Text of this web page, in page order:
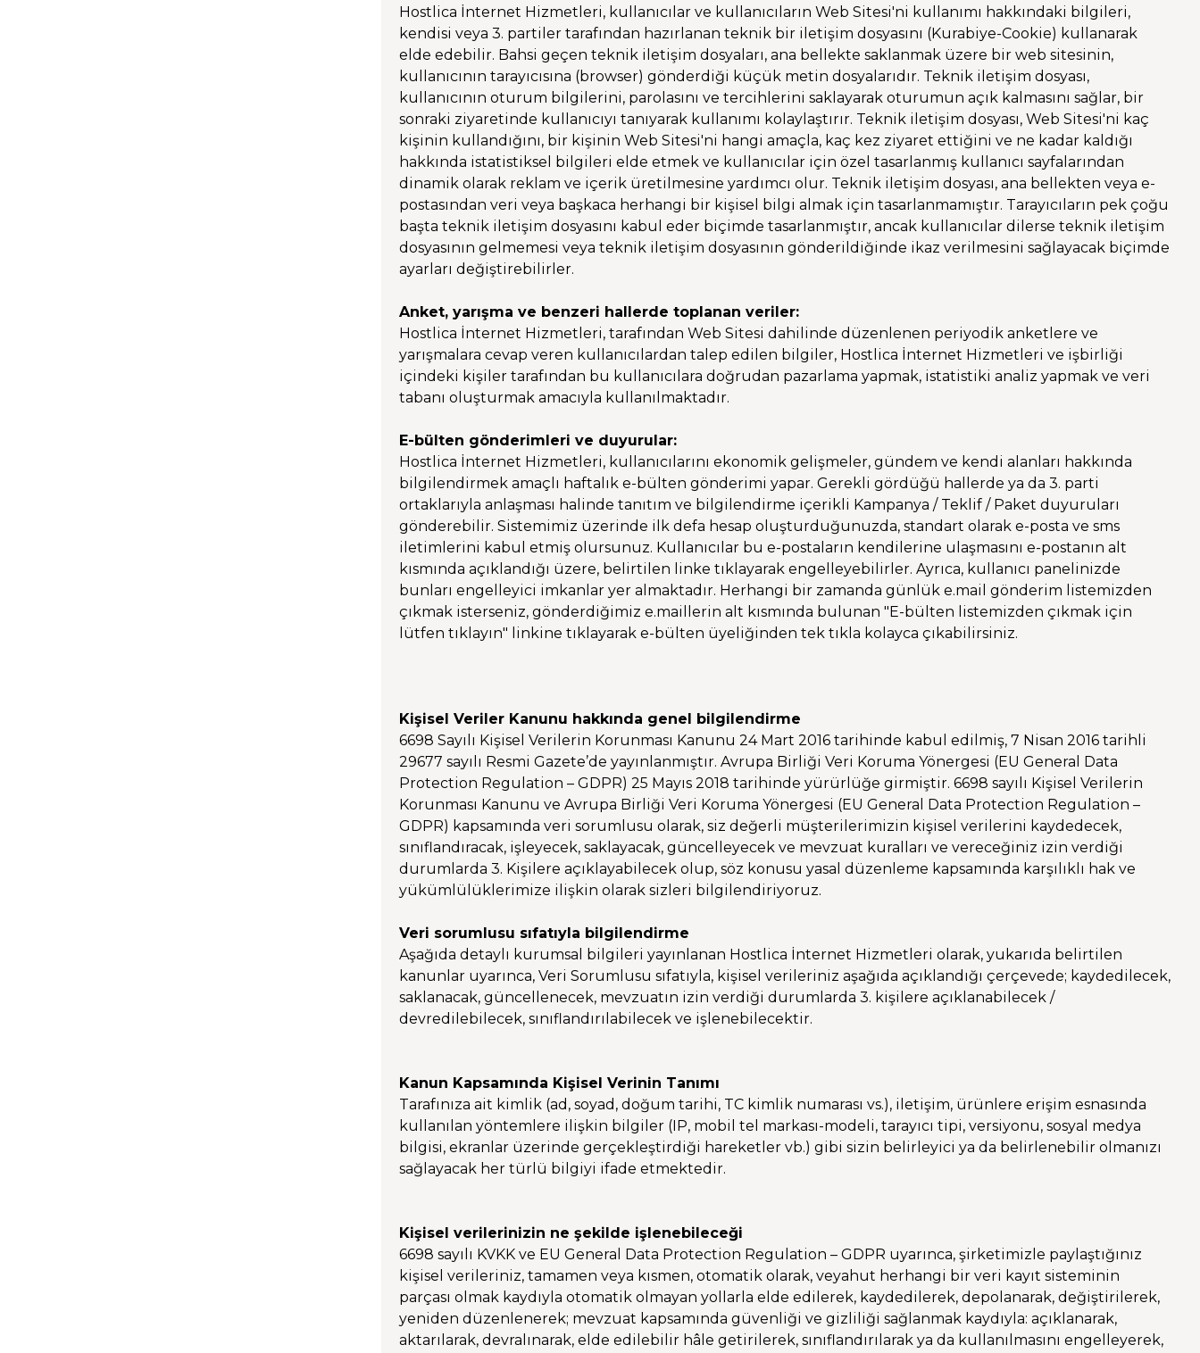
Hostlica İnternet Hizmetleri, kullanıcılar ve kullanıcıların Web Sitesi'ni kullanımı hakkındaki bilgileri,
kendisi veya 3. partiler tarafından hazırlanan teknik bir iletişim dosyasını (Kurabiye-Cookie) kullanarak
elde edebilir. Bahsi geçen teknik iletişim dosyaları, ana bellekte saklanmak üzere bir web sitesinin,
kullanıcının tarayıcısına (browser) gönderdiği küçük metin dosyalarıdır. Teknik iletişim dosyası,
kullanıcının oturum bilgilerini, parolasını ve tercihlerini saklayarak oturumun açık kalmasını sağlar, bir
sonraki ziyaretinde kullanıcıyı tanıyarak kullanımı kolaylaştırır. Teknik iletişim dosyası, Web Sitesi'ni kaç
kişinin kullandığını, bir kişinin Web Sitesi'ni hangi amaçla, kaç kez ziyaret ettiğini ve ne kadar kaldığı
hakkında istatistiksel bilgileri elde etmek ve kullanıcılar için özel tasarlanmış kullanıcı sayfalarından
dinamik olarak reklam ve içerik üretilmesine yardımcı olur. Teknik iletişim dosyası, ana bellekten veya e-
postasından veri veya başkaca herhangi bir kişisel bilgi almak için tasarlanmamıştır. Tarayıcıların pek çoğu
başta teknik iletişim dosyasını kabul eder biçimde tasarlanmıştır, ancak kullanıcılar dilerse teknik iletişim
dosyasının gelmemesi veya teknik iletişim dosyasının gönderildiğinde ikaz verilmesini sağlayacak biçimde
ayarları değiştirebilirler.
Anket, yarışma ve benzeri hallerde toplanan veriler:
Hostlica İnternet Hizmetleri, tarafından Web Sitesi dahilinde düzenlenen periyodik anketlere ve
yarışmalara cevap veren kullanıcılardan talep edilen bilgiler, Hostlica İnternet Hizmetleri ve işbirliği
içindeki kişiler tarafından bu kullanıcılara doğrudan pazarlama yapmak, istatistiki analiz yapmak ve veri
tabanı oluşturmak amacıyla kullanılmaktadır.
E-bülten gönderimleri ve duyurular:
Hostlica İnternet Hizmetleri, kullanıcılarını ekonomik gelişmeler, gündem ve kendi alanları hakkında
bilgilendirmek amaçlı haftalık e-bülten gönderimi yapar. Gerekli gördüğü hallerde ya da 3. parti
ortaklarıyla anlaşması halinde tanıtım ve bilgilendirme içerikli Kampanya / Teklif / Paket duyuruları
gönderebilir. Sistemimiz üzerinde ilk defa hesap oluşturduğunuzda, standart olarak e-posta ve sms
iletimlerini kabul etmiş olursunuz. Kullanıcılar bu e-postaların kendilerine ulaşmasını e-postanın alt
kısmında açıklandığı üzere, belirtilen linke tıklayarak engelleyebilirler. Ayrıca, kullanıcı panelinizde
bunları engelleyici imkanlar yer almaktadır. Herhangi bir zamanda günlük e.mail gönderim listemizden
çıkmak isterseniz, gönderdiğimiz e.maillerin alt kısmında bulunan "E-bülten listemizden çıkmak için
lütfen tıklayın" linkine tıklayarak e-bülten üyeliğinden tek tıkla kolayca çıkabilirsiniz.
Kişisel Veriler Kanunu hakkında genel bilgilendirme
6698 Sayılı Kişisel Verilerin Korunması Kanunu 24 Mart 2016 tarihinde kabul edilmiş, 7 Nisan 2016 tarihli
29677 sayılı Resmi Gazete’de yayınlanmıştır. Avrupa Birliği Veri Koruma Yönergesi (EU General Data
Protection Regulation – GDPR) 25 Mayıs 2018 tarihinde yürürlüğe girmiştir. 6698 sayılı Kişisel Verilerin
Korunması Kanunu ve Avrupa Birliği Veri Koruma Yönergesi (EU General Data Protection Regulation –
GDPR) kapsamında veri sorumlusu olarak, siz değerli müşterilerimizin kişisel verilerini kaydedecek,
sınıflandıracak, işleyecek, saklayacak, güncelleyecek ve mevzuat kuralları ve vereceğiniz izin verdiği
durumlarda 3. Kişilere açıklayabilecek olup, söz konusu yasal düzenleme kapsamında karşılıklı hak ve
yükümlülüklerimize ilişkin olarak sizleri bilgilendiriyoruz.
Veri sorumlusu sıfatıyla bilgilendirme
Aşağıda detaylı kurumsal bilgileri yayınlanan Hostlica İnternet Hizmetleri olarak, yukarıda belirtilen
kanunlar uyarınca, Veri Sorumlusu sıfatıyla, kişisel verileriniz aşağıda açıklandığı çerçevede; kaydedilecek,
saklanacak, güncellenecek, mevzuatın izin verdiği durumlarda 3. kişilere açıklanabilecek /
devredilebilecek, sınıflandırılabilecek ve işlenebilecektir.
Kanun Kapsamında Kişisel Verinin Tanımı
Tarafınıza ait kimlik (ad, soyad, doğum tarihi, TC kimlik numarası vs.), iletişim, ürünlere erişim esnasında
kullanılan yöntemlere ilişkin bilgiler (IP, mobil tel markası-modeli, tarayıcı tipi, versiyonu, sosyal medya
bilgisi, ekranlar üzerinde gerçekleştirdiği hareketler vb.) gibi sizin belirleyici ya da belirlenebilir olmanızı
sağlayacak her türlü bilgiyi ifade etmektedir.
Kişisel verilerinizin ne şekilde işlenebileceği
6698 sayılı KVKK ve EU General Data Protection Regulation – GDPR uyarınca, şirketimizle paylaştığınız
kişisel verileriniz, tamamen veya kısmen, otomatik olarak, veyahut herhangi bir veri kayıt sisteminin
parçası olmak kaydıyla otomatik olmayan yollarla elde edilerek, kaydedilerek, depolanarak, değiştirilerek,
yeniden düzenlenerek; mevzuat kapsamında güvenliği ve gizliliği sağlanmak kaydıyla: açıklanarak,
aktarılarak, devralınarak, elde edilebilir hâle getirilerek, sınıflandırılarak ya da kullanılmasını engelleyerek,